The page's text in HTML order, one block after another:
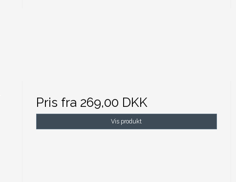
Pris fra 269,00 DKK
Vis produkt